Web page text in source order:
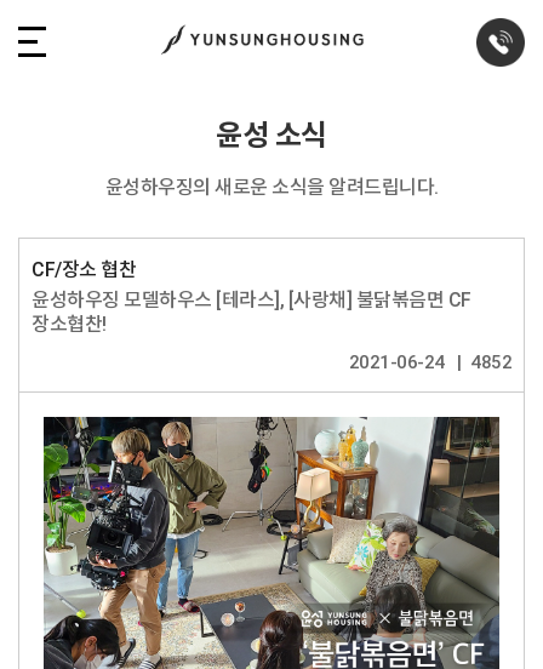
윤성 소식
윤성하우징의 새로운 소식을 알려드립니다.
CF/장소 협찬
윤성하우징 모델하우스 [테라스], [사랑채] 불닭볶음면 CF
장소협찬!
2021-06-24 4852